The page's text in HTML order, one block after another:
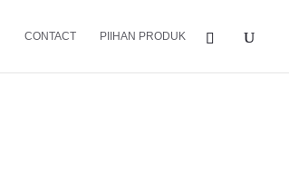
CONTACT PIIHAN PRODUK